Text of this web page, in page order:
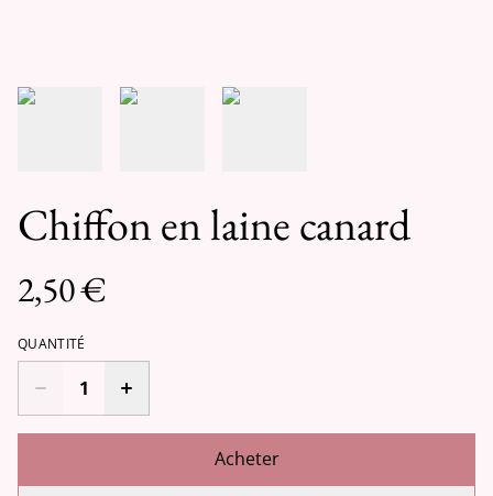
Chiffon en laine canard
2,50 €
QUANTITÉ
Acheter